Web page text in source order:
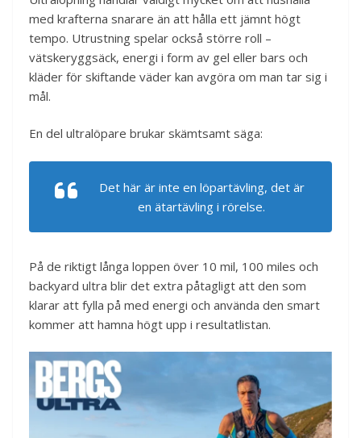
med krafterna snarare än att hålla ett jämnt högt
tempo. Utrustning spelar också större roll –
vätskeryggsäck, energi i form av gel eller bars och
kläder för skiftande väder kan avgöra om man tar sig i
mål.
En del ultralöpare brukar skämtsamt säga:
Det här är inte en löpartävling, det är
en ätartävling i rörelse.
På de riktigt långa loppen över 10 mil, 100 miles och
backyard ultra blir det extra påtagligt att den som
klarar att fylla på med energi och använda den smart
kommer att hamna högt upp i resultatlistan.